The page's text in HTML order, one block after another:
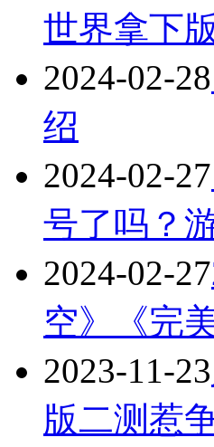
世界拿下
2024-02-28
绍
2024-02-27
号了吗？
2024-02-27
空》《完
2023-11-23
版二测惹